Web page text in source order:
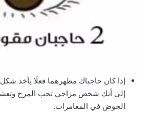
إذا كان حاجباك مظهرهما فعلًا يأخذ
إلى أنك شخص مزاجي تحب المرح
الخوض في المغامرات.